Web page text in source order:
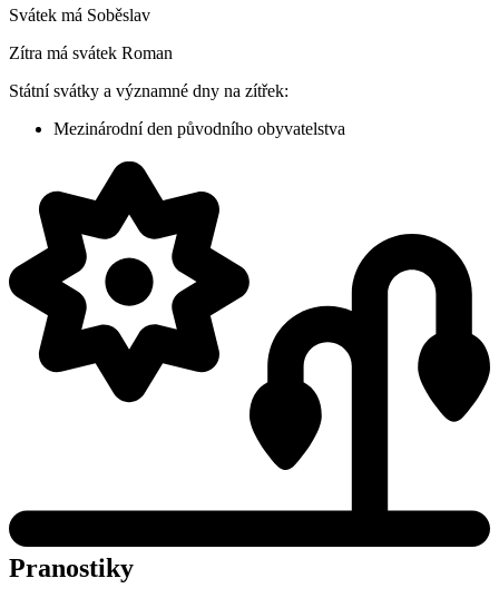
Svátek má Soběslav
Zítra má svátek Roman
Státní svátky a významné dny na zítřek:
Mezinárodní den původního obyvatelstva
Pranostiky